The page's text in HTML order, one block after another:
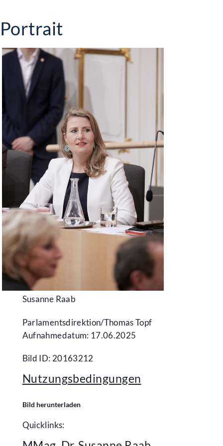
Portrait
Susanne Raab
Parlamentsdirektion/​Thomas Topf
Aufnahmedatum: 17.06.2025
Bild ID: 20163212
Nutzungsbedingungen
Bild herunterladen
Quicklinks: